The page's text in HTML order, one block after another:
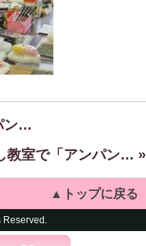
ン…
教室で「アンパン… »
▲トップに戻る
Reserved.